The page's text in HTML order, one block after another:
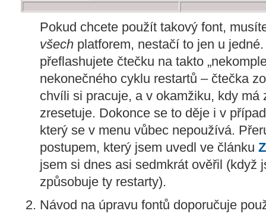
Pokud chcete použít takový font,
všech platforem, nestačí to jen u
přeflashujete čtečku na takto
nekonečného cyklu restartů – čtečka
chvíli si pracuje, a v okamžiku, kdy má
zresetuje. Dokonce se to děje i v
který se v menu vůbec nepoužívá.
postupem, který jsem uvedl ve článku
jsem si dnes asi sedmkrát ověřil (když
způsobuje ty restarty).
Návod na úpravu fontů doporučuje